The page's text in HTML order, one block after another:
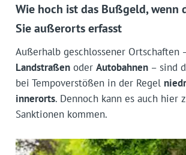
Wie hoch ist das Bußgeld, wenn
Sie außerorts erfasst
Außerhalb geschlossener Ortschaften
Landstraßenoder Autobahnen– sind
bei Tempoverstößen in der Regel
innerorts. Dennoch kann es auch hier
Sanktionen kommen.